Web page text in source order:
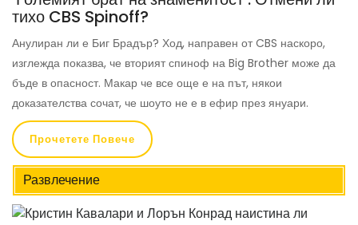
тихо CBS Spinoff?
Анулиран ли е Биг Брадър? Ход, направен от CBS наскоро,
изглежда показва, че вторият спиноф на Big Brother може да
бъде в опасност. Макар че все още е на път, някои
доказателства сочат, че шоуто не е в ефир през януари.
Прочетете Повече
Развлечение